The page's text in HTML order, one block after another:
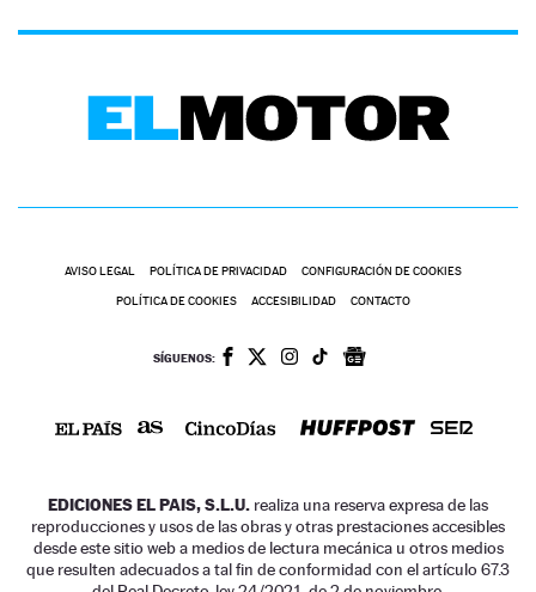
AVISO LEGAL POLÍTICA DE PRIVACIDAD CONFIGURACIÓN DE COOKIES
POLÍTICA DE COOKIES ACCESIBILIDAD CONTACTO
SÍGUENOS:
EDICIONES EL PAIS, S.L.U. realiza una reserva expresa de las
reproducciones y usos de las obras y otras prestaciones accesibles
desde este sitio web a medios de lectura mecánica u otros medios
que resulten adecuados a tal fin de conformidad con el artículo 67.3